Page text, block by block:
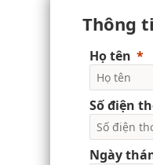
Thông
Họ tên
Số điện
Ngày